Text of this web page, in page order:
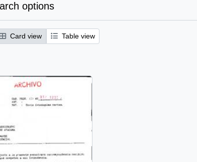
options
Card view Table view